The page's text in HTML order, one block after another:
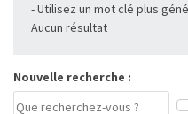
- Utilisez un mot clé plus
Aucun résultat
Nouvelle recherche :